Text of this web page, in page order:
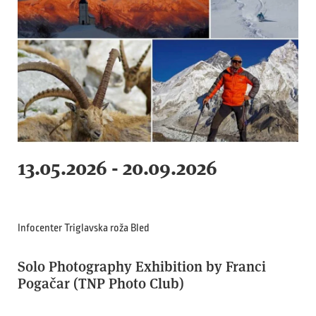
13.05.2026 - 20.09.2026
Infocenter Triglavska roža Bled
Solo Photography Exhibition by Franci
Pogačar (TNP Photo Club)